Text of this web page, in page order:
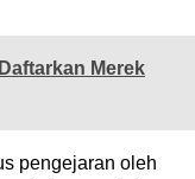
Merek
pengejaran oleh